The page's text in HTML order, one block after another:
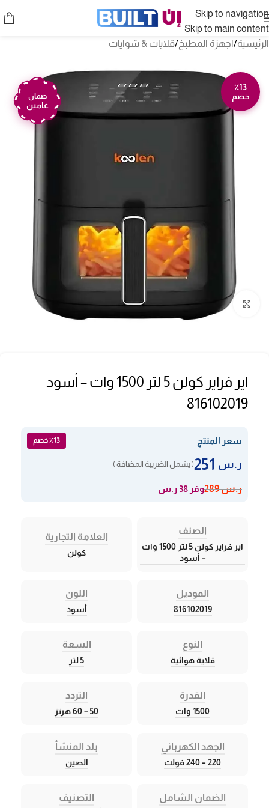
Skip to navigation
Skip to main content
الرئيسية/اجهزة المطبخ/قلايات & شوايات
٪13
خصم
ضمان
عامين
Click to enlarge
اير فراير كولن 5 لتر 1500 وات – أسود
816102019
سعر المنتج ٪13 خصم
ر.س ( يشمل الضريبة المضافة )
ر.س289 وفر 38 ر.س
الصنف
اير فراير كولن 5 لتر 1500 وات
– أسود
العلامة التجارية
كولن
الموديل
816102019
اللون
أسود
النوع
قلاية هوائية
السعة
5 لتر
القدرة
1500 وات
التردد
50 – 60 هرتز
الجهد الكهربائي
220 – 240 فولت
بلد المنشأ
الصين
الضمان الشامل التصنيف